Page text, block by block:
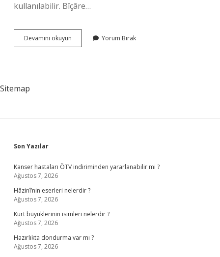
kullanılabilir. Bîçâre…
Devamını okuyun
Aynı
Yorum Bırak
Sitemap
Sidebar
Son Yazılar
Kanser hastaları ÖTV indiriminden yararlanabilir mi ?
Ağustos 7, 2026
Hâzinî’nin eserleri nelerdir ?
Ağustos 7, 2026
Kurt büyüklerinin isimleri nelerdir ?
Ağustos 7, 2026
Hazırlıkta dondurma var mı ?
Ağustos 7, 2026